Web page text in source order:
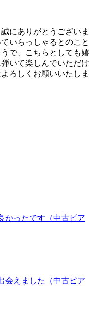
にありがとうございま
いらっしゃるとのこと
で、こちらとしても嬉
いて楽しんでいただけ
ろしくお願いいたしま
かったです（中古ピア
会えました（中古ピア